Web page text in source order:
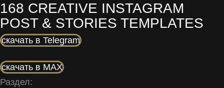
168 CREATIVE INSTAGRAM
POST & STORIES TEMPLATES
скачать в Telegram
скачать в MAX
Раздел: